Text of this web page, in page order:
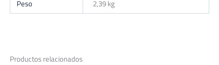
Peso 2,39 kg
Productos relacionados